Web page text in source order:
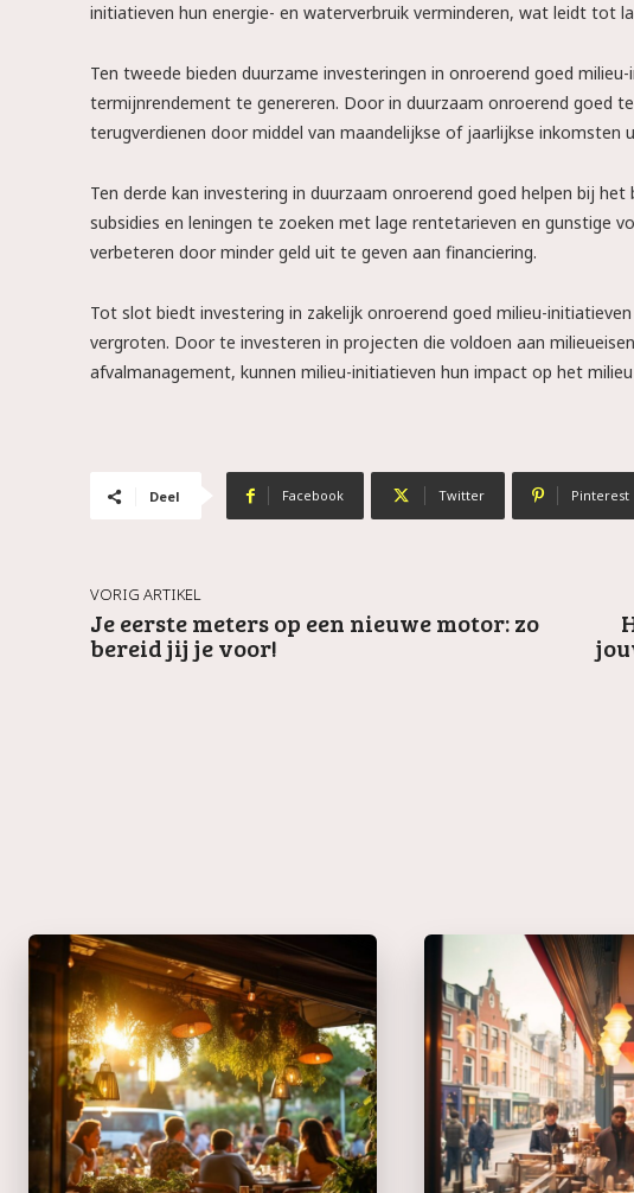
initiatieven hun energie- en waterverbruik verminderen, wat leidt tot
Ten tweede bieden duurzame investeringen in onroerend goed
termijnrendement te genereren. Door in duurzaam onroerend goed
terugverdienen door middel van maandelijkse of jaarlijkse inkomsten
Ten derde kan investering in duurzaam onroerend goed helpen bij
subsidies en leningen te zoeken met lage rentetarieven en gunstige
verbeteren door minder geld uit te geven aan financiering.
Tot slot biedt investering in zakelijk onroerend goed milieu-
vergroten. Door te investeren in projecten die voldoen aan
afvalmanagement, kunnen milieu-initiatieven hun impact op het
Deel Facebook Twitter Pinterest
VORIG ARTIKEL
Je eerste meters op een nieuwe motor: zo
bereid jij je voor!